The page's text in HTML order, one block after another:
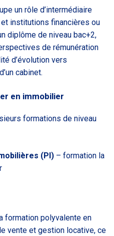
un rôle d’intermédiaire
institutions financières ou
diplôme de niveau bac+2,
de rémunération
d’évolution vers
cabinet.
en immobilier
formations de niveau
(PI) – formation la
formation polyvalente en
vente et gestion locative, ce